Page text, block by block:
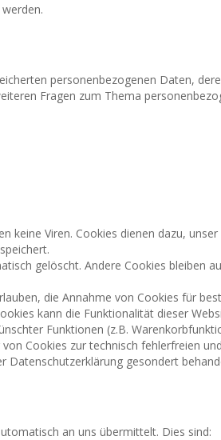
personenbezogenen Daten,
Fragen zum Thema
keine Viren. Cookies dienen dazu,
gelöscht. Andere Cookies bleiben
die Annahme von Cookies für
kann die Funktionalität dieser
Funktionen (z.B.
Cookies zur technisch fehlerfreien
Datenschutzerklärung gesondert
an uns übermittelt. Dies sind: